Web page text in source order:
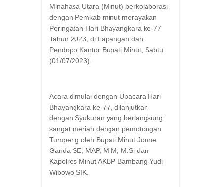
Minahasa Utara (Minut) berkolaborasi
dengan Pemkab minut merayakan
Peringatan Hari Bhayangkara ke-77
Tahun 2023, di Lapangan dan
Pendopo Kantor Bupati Minut, Sabtu
(01/07/2023).
Acara dimulai dengan Upacara Hari
Bhayangkara ke-77, dilanjutkan
dengan Syukuran yang berlangsung
sangat meriah dengan pemotongan
Tumpeng oleh Bupati Minut Joune
Ganda SE, MAP, M.M, M.Si dan
Kapolres Minut AKBP Bambang Yudi
Wibowo SIK.